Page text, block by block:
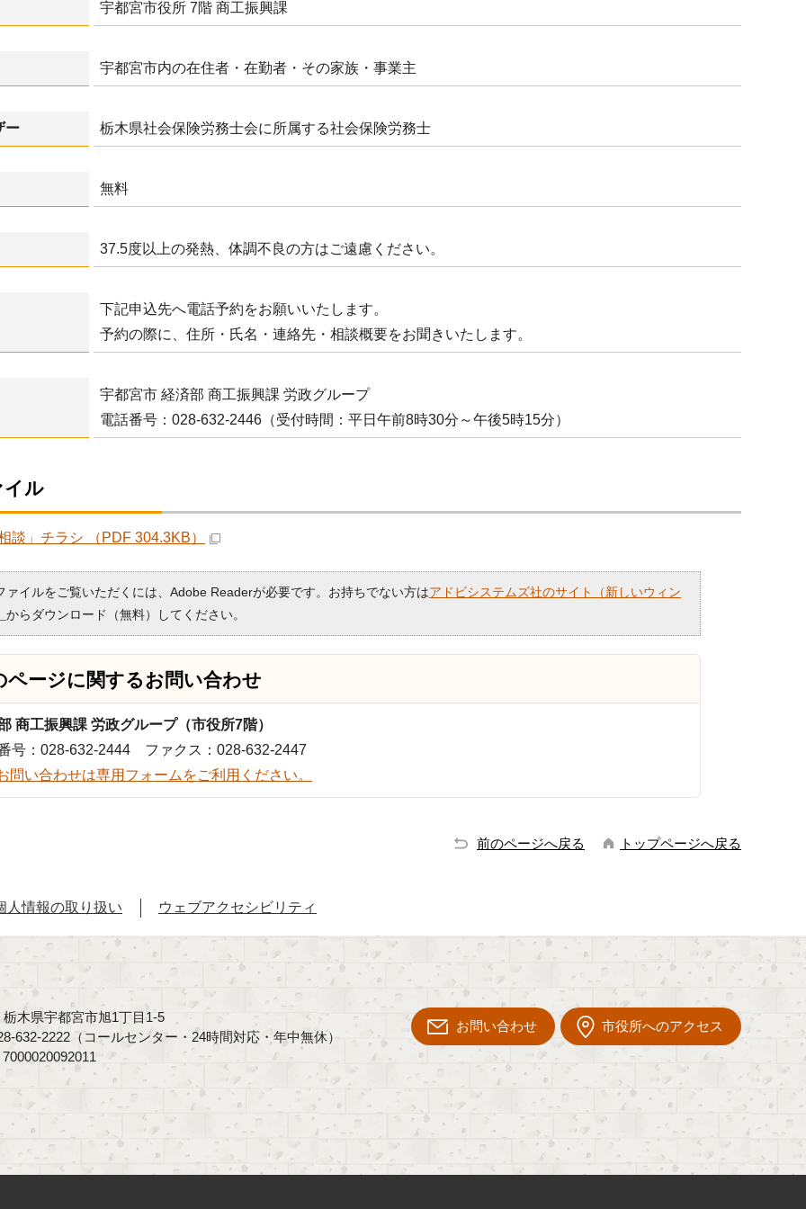
宇都宮市役所 7階 商工振興課
宇都宮市内の在住者・在勤者・その家族・事業主
ー 栃木県社会保険労務士会に所属する社会保険労務士
無料
37.5度以上の発熱、体調不良の方はご遠慮ください。
下記申込先へ電話予約をお願いいたします。
予約の際に、住所・氏名・連絡先・相談概要をお聞きいたします。
宇都宮市 経済部 商工振興課 労政グループ
電話番号：028-632-2446（受付時間：平日午前8時30分～午後5時15分）
イル
談」チラシ （PDF 304.3KB）
ァイルをご覧いただくには、Adobe Readerが必要です。お持ちでない方はアドビシステムズ社のサイト（新しいウィン
からダウンロード（無料）してください。
ページに関するお問い合わせ
商工振興課 労政グループ（市役所7階）
号：028-632-2444 ファクス：028-632-2447
問い合わせは専用フォームをご利用ください。
前のページへ戻る トップページへ戻る
人情報の取り扱い ウェブアクセシビリティ
木県宇都宮市旭1丁目1-5
632-2222（コールセンター・24時間対応・年中無休）
お問い合わせ 市役所へのアクセス